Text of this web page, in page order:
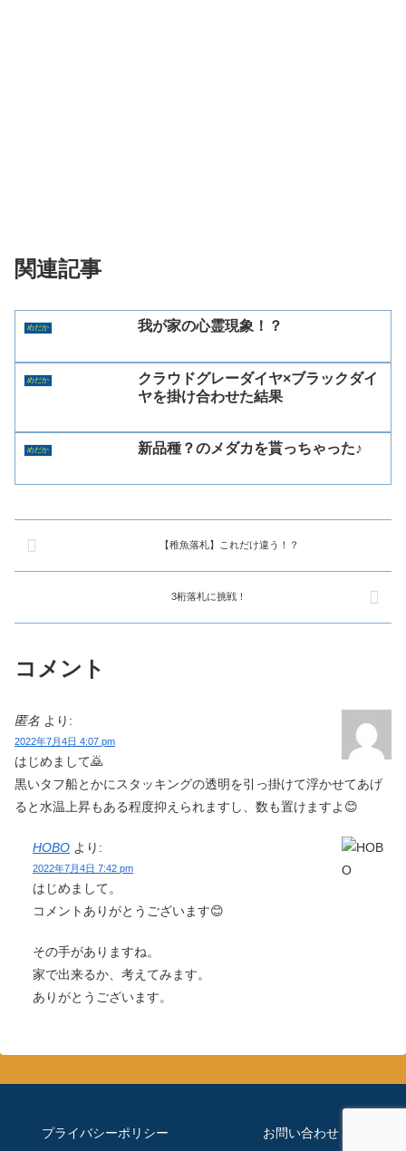
関連記事
めだか 我が家の心霊現象！？
めだか
クラウドグレーダイヤ×ブラックダイ
ヤを掛け合わせた結果
めだか 新品種？のメダカを貰っちゃった♪
【稚魚落札】これだけ違う！？
3桁落札に挑戦！
コメント
匿名 より:
2022年7月4日 4:07 pm
はじめまして🙇
黒いタフ船とかにスタッキングの透明を引っ掛けて浮かせてあげ
ると水温上昇もある程度抑えられますし、数も置けますよ😊
HOBO より:
2022年7月4日 7:42 pm
はじめまして。
コメントありがとうございます😊
その手がありますね。
家で出来るか、考えてみます。
ありがとうございます。
プライバシーポリシー お問い合わせ